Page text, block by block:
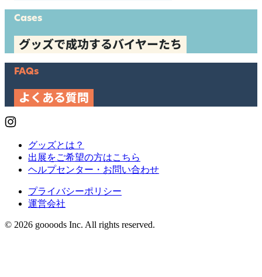
Cases
グッズで成功するバイヤーたち
FAQs
よくある質問
グッズとは？
出展をご希望の方はこちら
ヘルプセンター・お問い合わせ
プライバシーポリシー
運営会社
© 2026 goooods Inc. All rights reserved.